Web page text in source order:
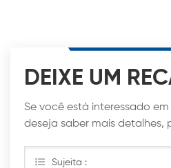
DEIXE UM
Se você está interessado
deseja saber mais detalhes,
possível.Sujeita :